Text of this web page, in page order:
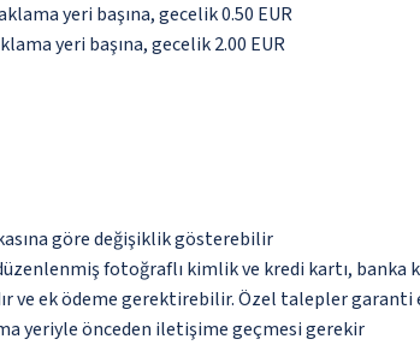
yeri başına, gecelik 0.50 EUR
yeri başına, gecelik 2.00 EUR
göre değişiklik gösterebilir
fotoğraflı kimlik ve kredi kartı, banka
ve ek ödeme gerektirebilir. Özel talepler garanti
yeriyle önceden iletişime geçmesi gerekir